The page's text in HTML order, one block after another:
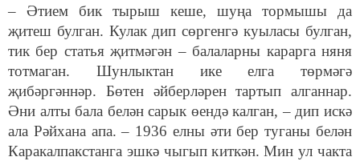
– Әтием бик тырыш кеше, шуңа тормышы да
җитеш булган. Кулак дип сөргенгә куыласы булган,
тик бер статья җитмәгән – балаларны карарга няня
тотмаган. Шунлыктан ике елга төрмәгә
җибәргәннәр. Бөтен әйберләрен тартып алганнар.
Әни алты бала белән сарык өендә калган, – дип искә
ала Рәйхана апа. – 1936 елны әти бер туганы белән
Каракалпакстанга эшкә чыгып киткән. Мин ул чакта